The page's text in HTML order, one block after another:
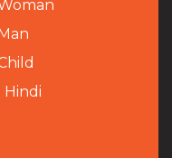
Hindi